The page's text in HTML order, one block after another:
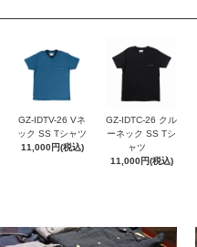
GZ-IDTV-26 Vネ
ック SS Tシャツ
11,000円(税込)
GZ-IDTC-26 クル
ーネック SS Tシ
ャツ
11,000円(税込)